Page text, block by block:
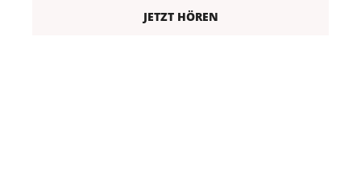
JETZT HÖREN